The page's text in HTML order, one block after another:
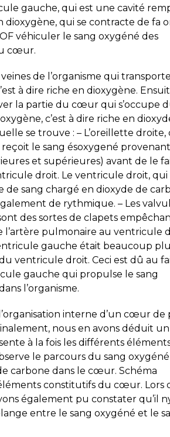
gauche, qui est une cavité
dioxygène, qui se contracte de fa
véhiculer le sang oxygéné des
cœur.
de l’organisme qui
à dire riche en dioxygène.
la partie du cœur qui s’occupe
c’est à dire riche en
se trouve : – L’oreillette droite,
le sang ésoxygené
et supérieures) avant de le
droit. Le ventricule droit, qui
de sang chargé en dioxyde de
de rythmique. – Les
des sortes de clapets
l’artère pulmonaire au ventricule
gauche était beaucoup
ventricule droit. Ceci est dû au
gauche qui propulse le sang
l’organisme.
interne d’un cœur de
nous en avons déduit un
à la fois les différents
le parcours du sang
carbone dans le cœur. Schéma
constitutifs du cœur. Lors
également pu constater qu’il
entre le sang oxygéné et le